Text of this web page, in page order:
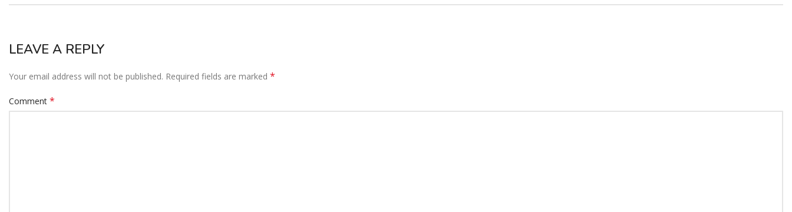
LEAVE A REPLY
Your email address will not be published. Required fields are marked *
Comment *